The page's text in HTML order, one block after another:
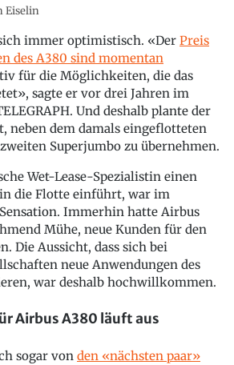
Eiselin
immer optimistisch. «Der Preis
des A380 sind momentan
für die Möglichkeiten, die das
sagte er vor drei Jahren im
Und deshalb plante der
neben dem damals eingeflotteten
Superjumbo zu übernehmen.
Wet-Lease-Spezialistin einen
die Flotte einführt, war im
Immerhin hatte Airbus
Mühe, neue Kunden für den
Die Aussicht, dass sich bei
neue Anwendungen des
war deshalb hochwillkommen.
Airbus A380 läuft aus
sogar von den «nächsten paar»